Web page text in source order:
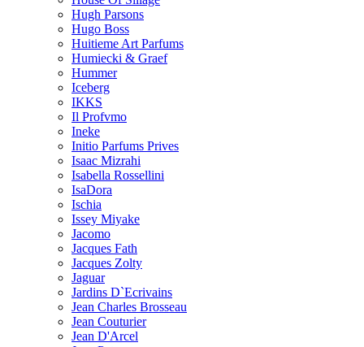
Hugh Parsons
Hugo Boss
Huitieme Art Parfums
Humiecki & Graef
Hummer
Iceberg
IKKS
Il Profvmo
Ineke
Initio Parfums Prives
Isaac Mizrahi
Isabella Rossellini
IsaDora
Ischia
Issey Miyake
Jacomo
Jacques Fath
Jacques Zolty
Jaguar
Jardins D`Ecrivains
Jean Charles Brosseau
Jean Couturier
Jean D'Arcel